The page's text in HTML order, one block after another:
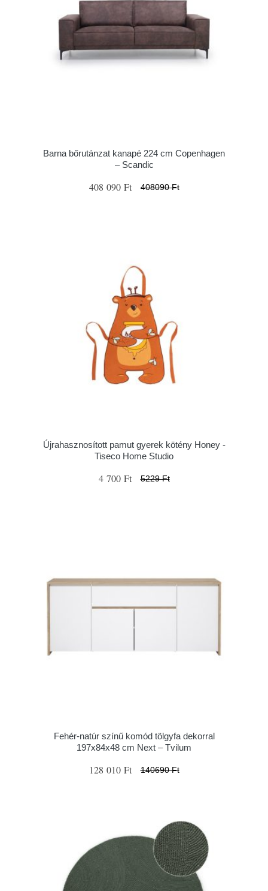
Barna bőrutánzat kanapé 224 cm Copenhagen
– Scandic
408 090 Ft 408090 Ft
Újrahasznosított pamut gyerek kötény Honey -
Tiseco Home Studio
4 700 Ft 5229 Ft
Fehér-natúr színű komód tölgyfa dekorral
197x84x48 cm Next – Tvilum
128 010 Ft 140690 Ft